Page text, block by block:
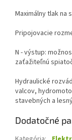
Maximálny tlak na
Pripojovacie
N - výstup:
zaťažiteľnú
Hydraulické
valcov,
stavebných a
Dodatočné